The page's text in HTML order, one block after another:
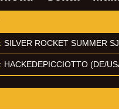
: SILVER ROCKET SUMMER
: HACKEDEPICCIOTTO (DE/